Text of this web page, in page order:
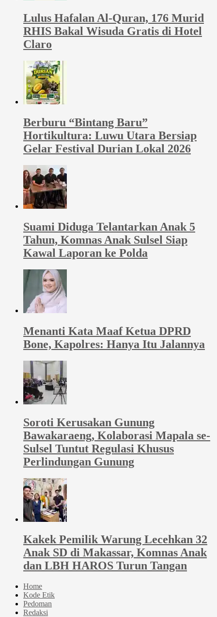
Lulus Hafalan Al-Quran, 176 Murid
RHIS Bakal Wisuda Gratis di Hotel
Claro
Berburu “Bintang Baru”
Hortikultura: Luwu Utara Bersiap
Gelar Festival Durian Lokal 2026
Suami Diduga Telantarkan Anak 5
Tahun, Komnas Anak Sulsel Siap
Kawal Laporan ke Polda
Menanti Kata Maaf Ketua DPRD
Bone, Kapolres: Hanya Itu Jalannya
Soroti Kerusakan Gunung
Bawakaraeng, Kolaborasi Mapala se-
Sulsel Tuntut Regulasi Khusus
Perlindungan Gunung
Kakek Pemilik Warung Lecehkan 32
Anak SD di Makassar, Komnas Anak
dan LBH HAROS Turun Tangan
Home
Kode Etik
Pedoman
Redaksi